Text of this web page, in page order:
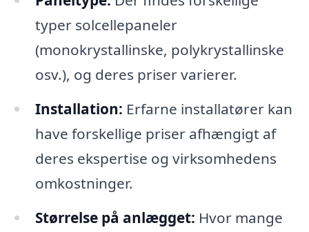
typer solcellepaneler
(monokrystallinske, polykrystallinske
osv.), og deres priser varierer.
Installation: Erfarne installatører kan
have forskellige priser afhængigt af
deres ekspertise og virksomhedens
omkostninger.
Størrelse på anlægget: Hvor mange